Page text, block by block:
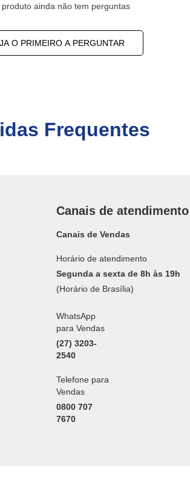
produto ainda não tem perguntas
O PRIMEIRO A PERGUNTAR
Frequentes
Canais de atendimento
WhatsApp
para Vendas
(27) 3203-
2540
Telefone para
Vendas
0800 707
7670
Canais de Vendas
Horário de atendimento
Segunda a sexta de 8h às 19h
(Horário de Brasília)